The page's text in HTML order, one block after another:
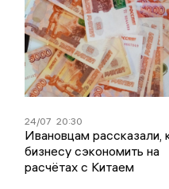
24/07 20:30
Ивановцам рассказали,
бизнесу сэкономить на
расчётах с Китаем